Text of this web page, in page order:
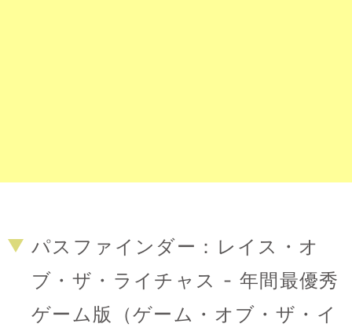
パスファインダー：レイス・オ
ブ・ザ・ライチャス - 年間最優秀
ゲーム版（ゲーム・オブ・ザ・イ